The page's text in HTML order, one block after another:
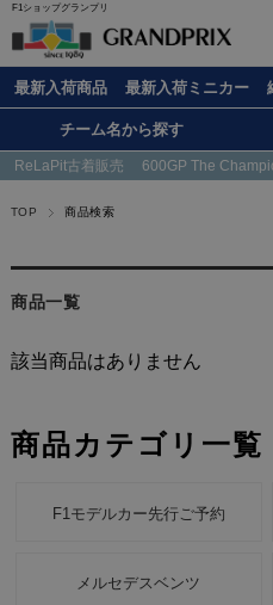
F1ショップグランプリ
最新入荷商品 最新入荷ミニカー
チーム名から探す
ReLaPit古着販売 600GP The
TOP 商品検索
商品一覧
該当商品はありません
商品カテゴリ一覧
F1モデルカー先行ご予約
メルセデスベンツ